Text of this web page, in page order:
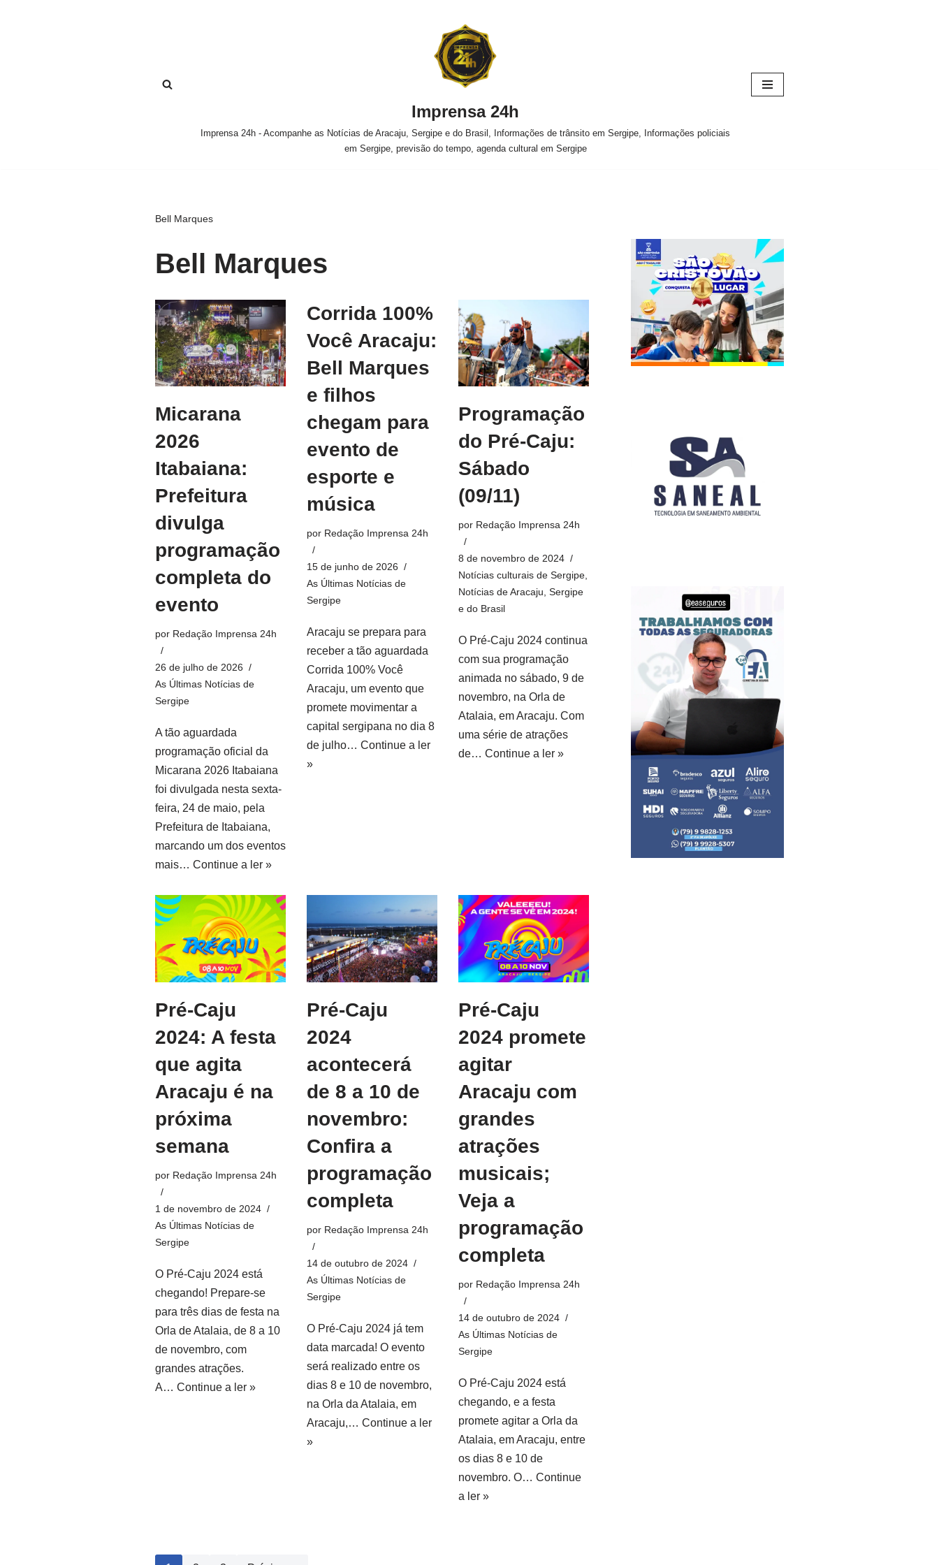
Imprensa 24h
Imprensa 24h - Acompanhe as Notícias de Aracaju, Sergipe e do Brasil, Informações de trânsito em Sergipe, Informações policiais
em Sergipe, previsão do tempo, agenda cultural em Sergipe
Bell Marques
Bell Marques
Micarana
2026
Itabaiana:
Prefeitura
divulga
programação
completa do
evento
por Redação Imprensa 24h
26 de julho de 2026
As Últimas Notícias de
Sergipe
A tão aguardada
programação oficial da
Micarana 2026 Itabaiana
foi divulgada nesta sexta-
feira, 24 de maio, pela
Prefeitura de Itabaiana,
marcando um dos eventos
mais… Continue a ler »
Corrida 100%
Você Aracaju:
Bell Marques
e filhos
chegam para
evento de
esporte e
música
por Redação Imprensa 24h
15 de junho de 2026
As Últimas Notícias de
Sergipe
Aracaju se prepara para
receber a tão aguardada
Corrida 100% Você
Aracaju, um evento que
promete movimentar a
capital sergipana no dia 8
de julho… Continue a ler
»
Programação
do Pré-Caju:
Sábado
(09/11)
por Redação Imprensa 24h
8 de novembro de 2024
Notícias culturais de Sergipe,
Notícias de Aracaju, Sergipe
e do Brasil
O Pré-Caju 2024 continua
com sua programação
animada no sábado, 9 de
novembro, na Orla de
Atalaia, em Aracaju. Com
uma série de atrações
de… Continue a ler »
Pré-Caju
2024: A festa
que agita
Aracaju é na
próxima
semana
por Redação Imprensa 24h
1 de novembro de 2024
As Últimas Notícias de
Sergipe
O Pré-Caju 2024 está
chegando! Prepare-se
para três dias de festa na
Orla de Atalaia, de 8 a 10
de novembro, com
grandes atrações.
A… Continue a ler »
Pré-Caju
2024
acontecerá
de 8 a 10 de
novembro:
Confira a
programação
completa
por Redação Imprensa 24h
14 de outubro de 2024
As Últimas Notícias de
Sergipe
O Pré-Caju 2024 já tem
data marcada! O evento
será realizado entre os
dias 8 e 10 de novembro,
na Orla da Atalaia, em
Aracaju,… Continue a ler
»
Pré-Caju
2024 promete
agitar
Aracaju com
grandes
atrações
musicais;
Veja a
programação
completa
por Redação Imprensa 24h
14 de outubro de 2024
As Últimas Notícias de
Sergipe
O Pré-Caju 2024 está
chegando, e a festa
promete agitar a Orla da
Atalaia, em Aracaju, entre
os dias 8 e 10 de
novembro. O… Continue
a ler »